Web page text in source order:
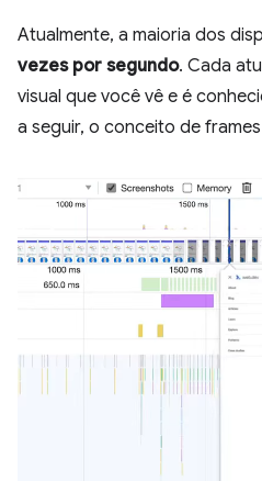
Atualmente, a maioria dos
vezes por segundo. Cada
visual que você vê e é
a seguir, o conceito de